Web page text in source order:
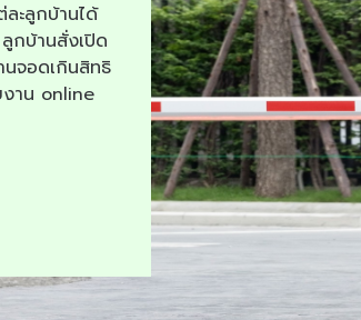
ะลูกบ้านได้
กบ้านสั่งเปิด
จอดเกินสิทธิ
งาน online